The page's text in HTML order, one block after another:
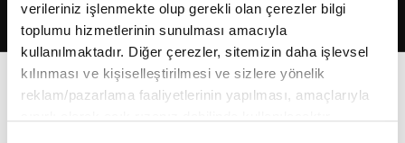
verileriniz işlenmekte olup gerekli olan çerezler bilgi
toplumu hizmetlerinin sunulması amacıyla
kullanılmaktadır. Diğer çerezler, sitemizin daha işlevsel
kılınması ve kişiselleştirilmesi ve sizlere yönelik
reklam/pazarlama faaliyetlerinin yapılması, amaçlarıyla